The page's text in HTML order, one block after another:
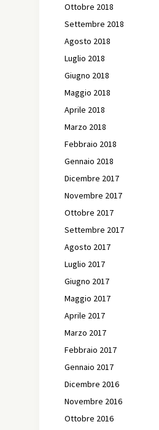
Ottobre 2018
Settembre 2018
Agosto 2018
Luglio 2018
Giugno 2018
Maggio 2018
Aprile 2018
Marzo 2018
Febbraio 2018
Gennaio 2018
Dicembre 2017
Novembre 2017
Ottobre 2017
Settembre 2017
Agosto 2017
Luglio 2017
Giugno 2017
Maggio 2017
Aprile 2017
Marzo 2017
Febbraio 2017
Gennaio 2017
Dicembre 2016
Novembre 2016
Ottobre 2016